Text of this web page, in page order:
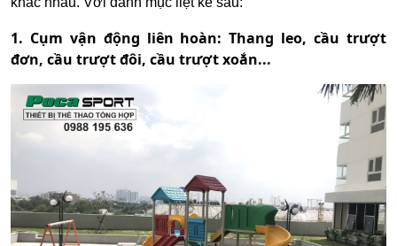
1. Cụm vận động liên hoàn: Thang leo, cầu trượt
đơn, cầu trượt đôi, cầu trượt xoắn...